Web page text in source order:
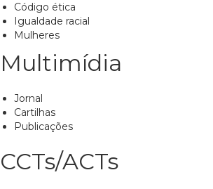
Código ética
Igualdade racial
Mulheres
Multimídia
Jornal
Cartilhas
Publicações
CCTs/ACTs